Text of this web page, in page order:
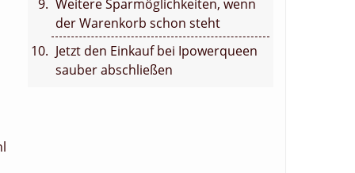
Weitere Sparmöglichkeiten, wenn
der Warenkorb schon steht
Jetzt den Einkauf bei Ipowerqueen
sauber abschließen